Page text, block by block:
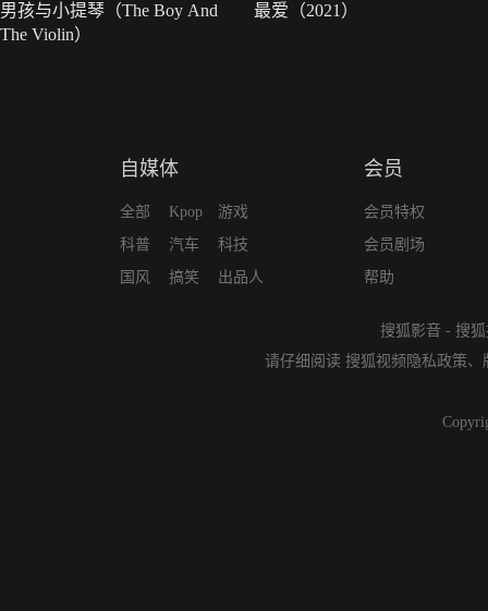
男孩与小提琴（The Boy And
The Violin）
最爱（2021）
自媒体
全部
科普
国风
Kpop
汽车
搞笑
游戏
科技
出品人
会员
会员特权
会员剧场
帮助
搜狐影音 - 搜
请仔细阅读 搜狐视频隐私政策、